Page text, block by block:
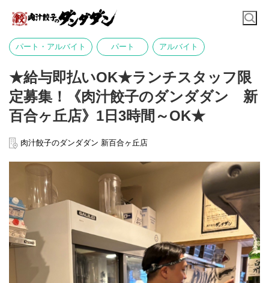
パート・アルバイト パート アルバイト
★給与即払いOK★ランチスタッフ限
定募集！《肉汁餃子のダンダダン 新
百合ヶ丘店》1日3時間～OK★
肉汁餃子のダンダダン 新百合ヶ丘店